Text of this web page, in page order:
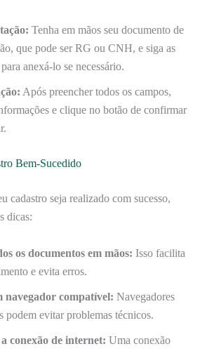
Tenha em mãos seu documento de
que pode ser RG ou CNH, e siga as
anexá-lo se necessário.
Após preencher todos os campos,
e clique no botão de confirmar
Bem-Sucedido
cadastro seja realizado com sucesso,
dicas:
os documentos em mãos: Isso facilita
e evita erros.
navegador compatível: Navegadores
podem evitar problemas técnicos.
conexão de internet: Uma conexão